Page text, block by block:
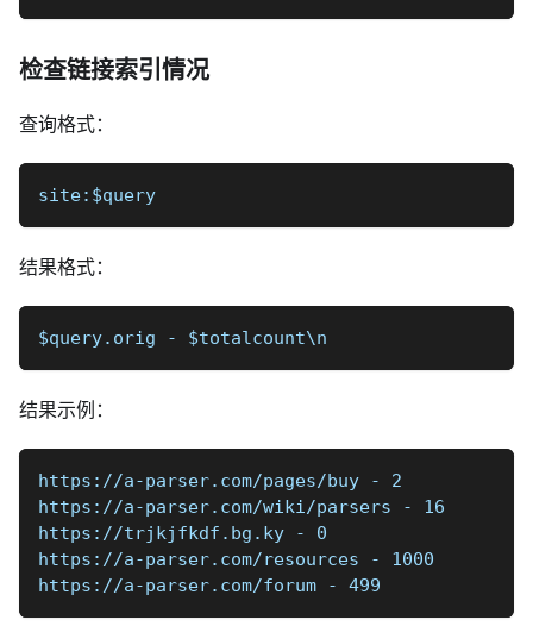
检查链接索引情况
查询格式：
site:$query
结果格式：
$query.orig - $totalcount\n
结果示例：
https://a-parser.com/pages/buy - 2
https://a-parser.com/wiki/parsers - 16
https://trjkjfkdf.bg.ky - 0
https://a-parser.com/resources - 1000
https://a-parser.com/forum - 499